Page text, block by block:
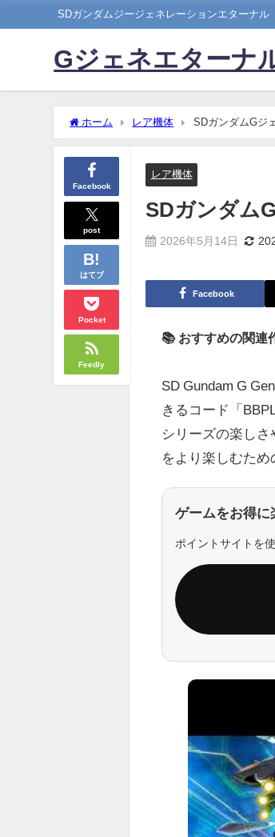
SDガンダムジージェネレーションエターナ
Gジェネエターナ
ホーム レア機体 SDガンダムGジ
Facebook
post
はてブ
Pocket
Feedly
レア機体
SDガンダム
2026年5月14日
Facebook
📚 おすすめの関連
SD Gundam G
きるコード「
シリーズの楽し
をより楽しむため
ゲームをお得に
ポイントサイトを